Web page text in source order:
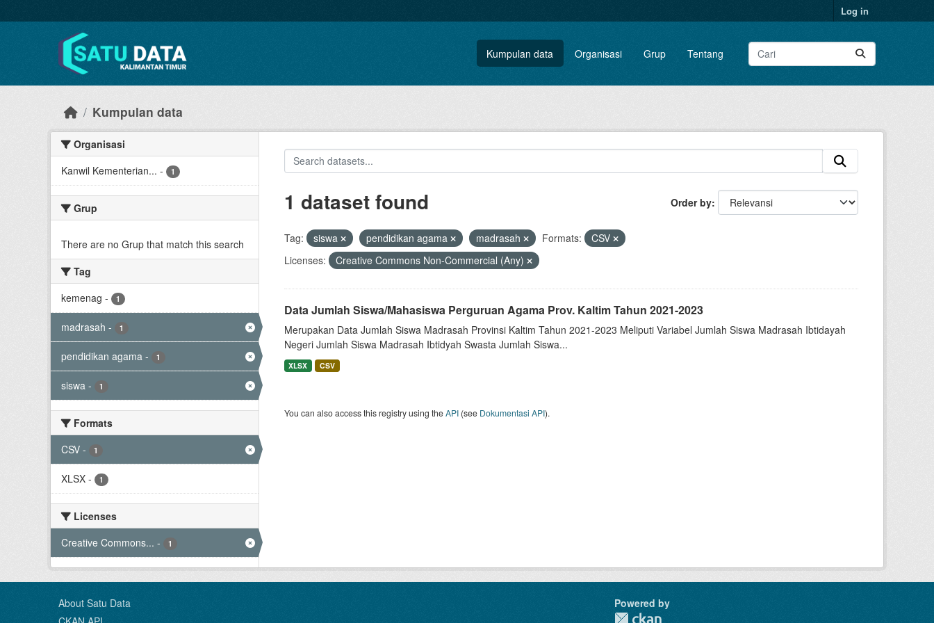
Log in
Kumpulan data Organisasi Grup Tentang
Kumpulan data
Organisasi
Kanwil Kementerian... - 1
Grup
There are no Grup that match this search
Tag
kemenag - 1
madrasah - 1
pendidikan agama - 1
siswa - 1
Formats
CSV - 1
XLSX - 1
Licenses
Creative Commons... - 1
Order by
1 dataset found
Tag: siswa pendidikan agama madrasah Formats:
CSV
Licenses:
Creative Commons Non-Commercial (Any)
Data Jumlah Siswa/Mahasiswa Perguruan Agama Prov. Kaltim Tahun 2021-2023
Merupakan Data Jumlah Siswa Madrasah Provinsi Kaltim Tahun 2021-2023 Meliputi Variabel Jumlah Siswa Madrasah Ibtidayah
Negeri Jumlah Siswa Madrasah Ibtidyah Swasta Jumlah Siswa...
XLSX CSV
You can also access this registry using theAPI(see Dokumentasi API).
About Satu Data
Powered by